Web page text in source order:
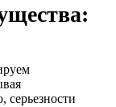
серьезности